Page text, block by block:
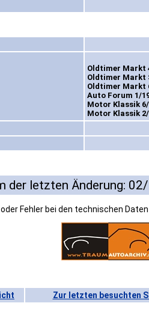
Oldtimer Markt
Oldtimer Markt
Oldtimer Markt
Auto Forum 1/
Motor Klassik
Motor Klassik
der letzten Änderung:
Fehler bei den technischen
Zur letzten besuchten